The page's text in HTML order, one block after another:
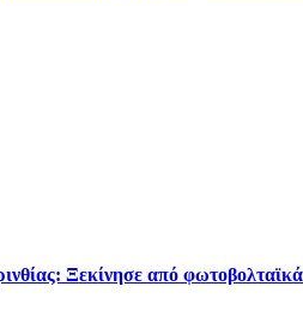
Ξεκίνησε από